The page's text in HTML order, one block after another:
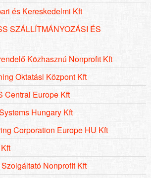
és Kereskedelmi Kft
SZÁLLÍTMÁNYOZÁSI ÉS
Közhasznú Nonprofit Kft
Oktatási Központ Kft
Central Europe Kft
Hungary Kft
Corporation Europe HU Kft
Nonprofit Kft